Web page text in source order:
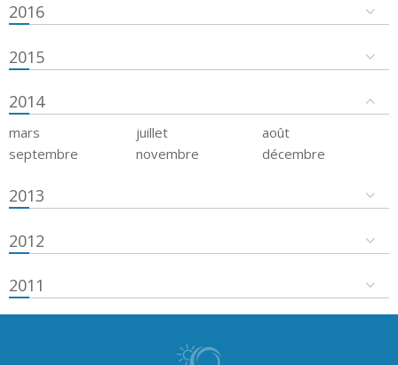
2016
2015
2014
mars juillet
août
septembre
novembre décembre
2013
2012
2011